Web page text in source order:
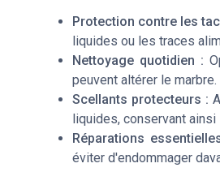
Protection contre les
liquides ou les traces
Nettoyage quotidien :
peuvent altérer le
Scellants protecteurs :
liquides, conservant
Réparations
éviter d'endommager